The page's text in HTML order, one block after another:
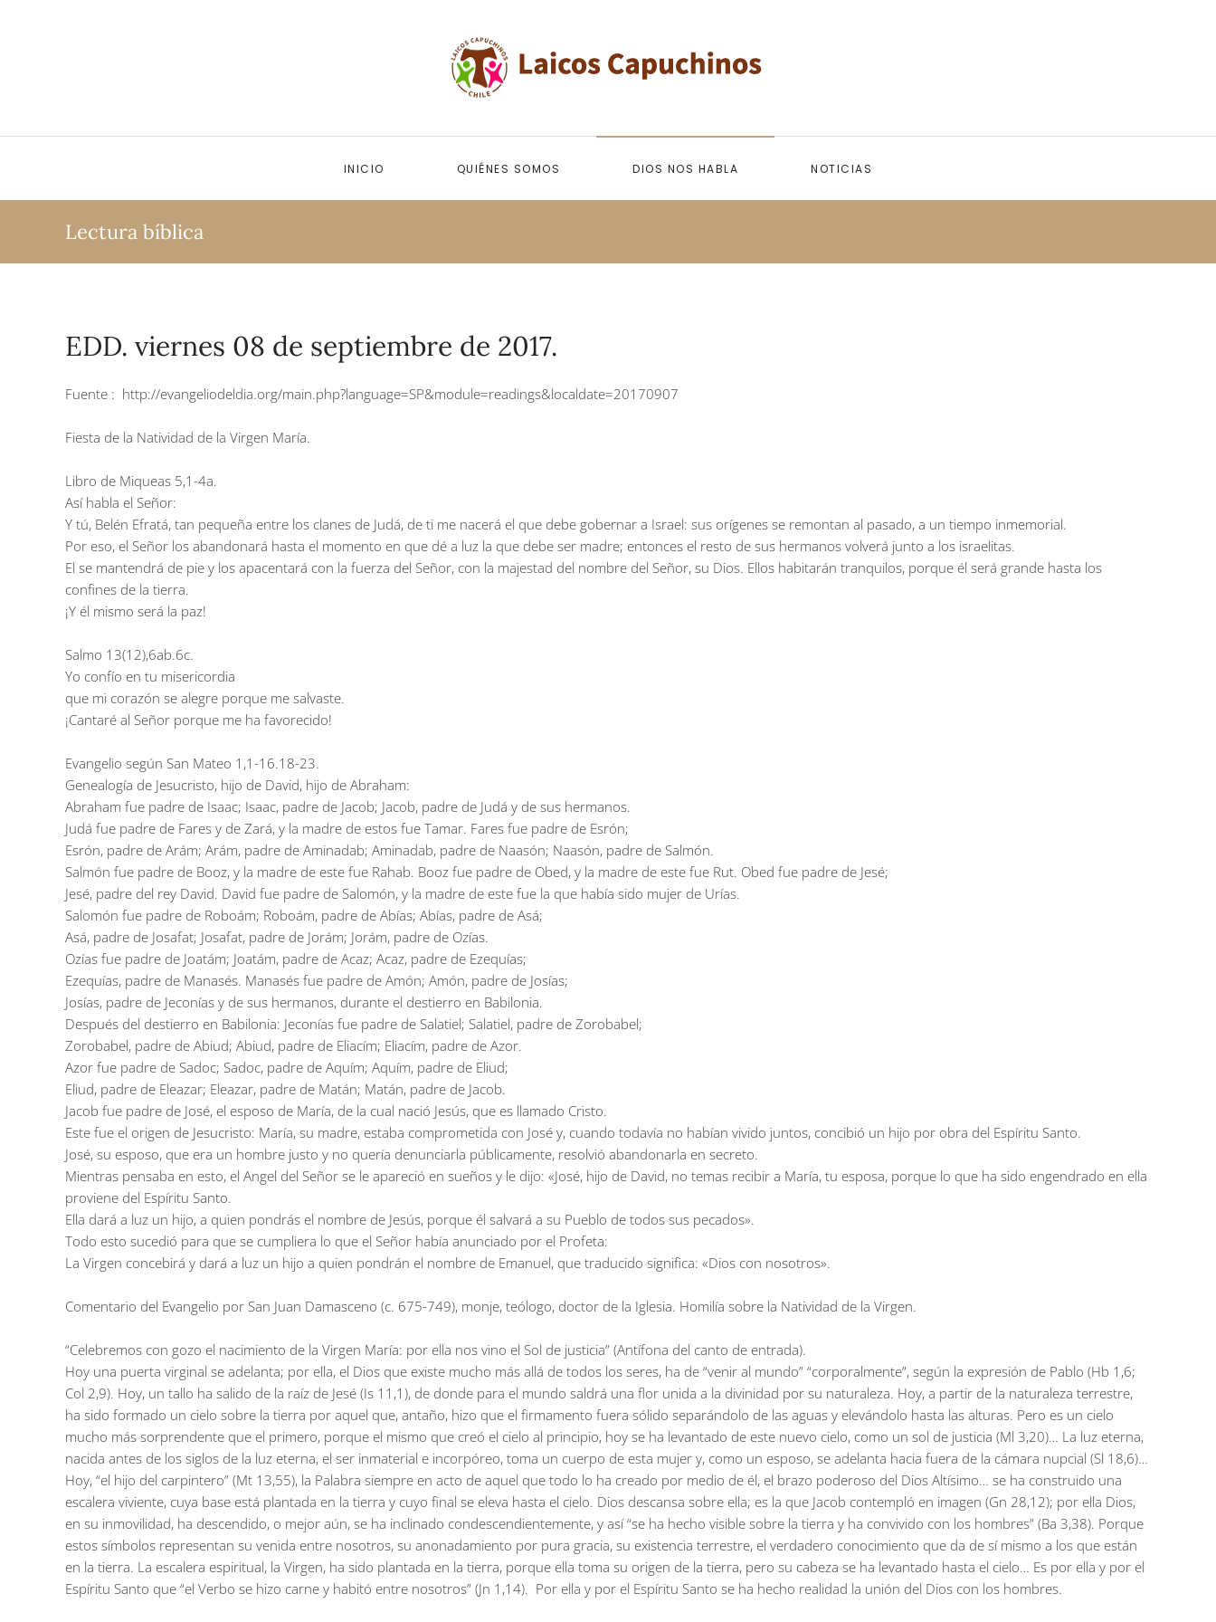
INICIO QUIÉNES SOMOS DIOS NOS HABLA NOTICIAS
Lectura bíblica
EDD. viernes 08 de septiembre de 2017.
Fuente : http://evangeliodeldia.org/main.php?language=SP&module=readings&localdate=20170907
Fiesta de la Natividad de la Virgen María.
Libro de Miqueas 5,1-4a.
Así habla el Señor:
Y tú, Belén Efratá, tan pequeña entre los clanes de Judá, de ti me nacerá el que debe gobernar a Israel: sus orígenes se remontan al pasado, a un tiempo inmemorial.
Por eso, el Señor los abandonará hasta el momento en que dé a luz la que debe ser madre; entonces el resto de sus hermanos volverá junto a los israelitas.
El se mantendrá de pie y los apacentará con la fuerza del Señor, con la majestad del nombre del Señor, su Dios. Ellos habitarán tranquilos, porque él será grande hasta los
confines de la tierra.
¡Y él mismo será la paz!
Salmo 13(12),6ab.6c.
Yo confío en tu misericordia
que mi corazón se alegre porque me salvaste.
¡Cantaré al Señor porque me ha favorecido!
Evangelio según San Mateo 1,1-16.18-23.
Genealogía de Jesucristo, hijo de David, hijo de Abraham:
Abraham fue padre de Isaac; Isaac, padre de Jacob; Jacob, padre de Judá y de sus hermanos.
Judá fue padre de Fares y de Zará, y la madre de estos fue Tamar. Fares fue padre de Esrón;
Esrón, padre de Arám; Arám, padre de Aminadab; Aminadab, padre de Naasón; Naasón, padre de Salmón.
Salmón fue padre de Booz, y la madre de este fue Rahab. Booz fue padre de Obed, y la madre de este fue Rut. Obed fue padre de Jesé;
Jesé, padre del rey David. David fue padre de Salomón, y la madre de este fue la que había sido mujer de Urías.
Salomón fue padre de Roboám; Roboám, padre de Abías; Abías, padre de Asá;
Asá, padre de Josafat; Josafat, padre de Jorám; Jorám, padre de Ozías.
Ozías fue padre de Joatám; Joatám, padre de Acaz; Acaz, padre de Ezequías;
Ezequías, padre de Manasés. Manasés fue padre de Amón; Amón, padre de Josías;
Josías, padre de Jeconías y de sus hermanos, durante el destierro en Babilonia.
Después del destierro en Babilonia: Jeconías fue padre de Salatiel; Salatiel, padre de Zorobabel;
Zorobabel, padre de Abiud; Abiud, padre de Eliacím; Eliacím, padre de Azor.
Azor fue padre de Sadoc; Sadoc, padre de Aquím; Aquím, padre de Eliud;
Eliud, padre de Eleazar; Eleazar, padre de Matán; Matán, padre de Jacob.
Jacob fue padre de José, el esposo de María, de la cual nació Jesús, que es llamado Cristo.
Este fue el origen de Jesucristo: María, su madre, estaba comprometida con José y, cuando todavía no habían vivido juntos, concibió un hijo por obra del Espíritu Santo.
José, su esposo, que era un hombre justo y no quería denunciarla públicamente, resolvió abandonarla en secreto.
Mientras pensaba en esto, el Angel del Señor se le apareció en sueños y le dijo: «José, hijo de David, no temas recibir a María, tu esposa, porque lo que ha sido engendrado en ella
proviene del Espíritu Santo.
Ella dará a luz un hijo, a quien pondrás el nombre de Jesús, porque él salvará a su Pueblo de todos sus pecados».
Todo esto sucedió para que se cumpliera lo que el Señor había anunciado por el Profeta:
La Virgen concebirá y dará a luz un hijo a quien pondrán el nombre de Emanuel, que traducido significa: «Dios con nosotros».
Comentario del Evangelio por San Juan Damasceno (c. 675-749), monje, teólogo, doctor de la Iglesia. Homilía sobre la Natividad de la Virgen.
“Celebremos con gozo el nacimiento de la Virgen María: por ella nos vino el Sol de justicia” (Antífona del canto de entrada).
Hoy una puerta virginal se adelanta; por ella, el Dios que existe mucho más allá de todos los seres, ha de “venir al mundo” “corporalmente”, según la expresión de Pablo (Hb 1,6;
Col 2,9). Hoy, un tallo ha salido de la raíz de Jesé (Is 11,1), de donde para el mundo saldrá una flor unida a la divinidad por su naturaleza. Hoy, a partir de la naturaleza terrestre,
ha sido formado un cielo sobre la tierra por aquel que, antaño, hizo que el firmamento fuera sólido separándolo de las aguas y elevándolo hasta las alturas. Pero es un cielo
mucho más sorprendente que el primero, porque el mismo que creó el cielo al principio, hoy se ha levantado de este nuevo cielo, como un sol de justicia (Ml 3,20)… La luz eterna,
nacida antes de los siglos de la luz eterna, el ser inmaterial e incorpóreo, toma un cuerpo de esta mujer y, como un esposo, se adelanta hacia fuera de la cámara nupcial (Sl 18,6)…
Hoy, “el hijo del carpintero” (Mt 13,55), la Palabra siempre en acto de aquel que todo lo ha creado por medio de él, el brazo poderoso del Dios Altísimo… se ha construido una
escalera viviente, cuya base está plantada en la tierra y cuyo final se eleva hasta el cielo. Dios descansa sobre ella; es la que Jacob contempló en imagen (Gn 28,12); por ella Dios,
en su inmovilidad, ha descendido, o mejor aún, se ha inclinado condescendientemente, y así “se ha hecho visible sobre la tierra y ha convivido con los hombres” (Ba 3,38). Porque
estos símbolos representan su venida entre nosotros, su anonadamiento por pura gracia, su existencia terrestre, el verdadero conocimiento que da de sí mismo a los que están
en la tierra. La escalera espiritual, la Virgen, ha sido plantada en la tierra, porque ella toma su origen de la tierra, pero su cabeza se ha levantado hasta el cielo… Es por ella y por el
Espíritu Santo que “el Verbo se hizo carne y habitó entre nosotros” (Jn 1,14). Por ella y por el Espíritu Santo se ha hecho realidad la unión del Dios con los hombres.